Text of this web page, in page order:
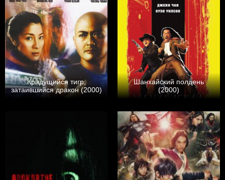
Крадущийся тигр,
затаившийся дракон (2000)
Шанхайский полдень
(2000)